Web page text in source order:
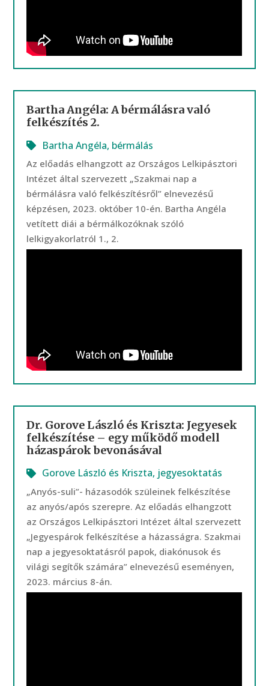
Bartha Angéla: A bérmálásra való
felkészítés 2.
Bartha Angéla, bérmálás
Az előadás elhangzott az Országos Lelkipásztori
Intézet által szervezett „Szakmai nap a
bérmálásra való felkészítésről” elnevezésű
képzésen, 2023. október 10-én. Bartha Angéla
vetített diái a bérmálkozóknak szóló
lelkigyakorlatról 1., 2.
Dr. Gorove László és Kriszta: Jegyesek
felkészítése – egy működő modell
házaspárok bevonásával
Gorove László és Kriszta, jegyesoktatás
„Anyós-suli”- házasodók szüleinek felkészítése
az anyós/após szerepre. Az előadás elhangzott
az Országos Lelkipásztori Intézet által szervezett
„Jegyespárok felkészítése a házasságra. Szakmai
nap a jegyesoktatásról papok, diakónusok és
világi segítők számára” elnevezésű eseményen,
2023. március 8-án.